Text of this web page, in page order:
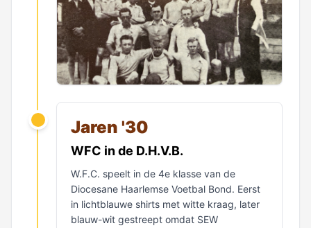
Jaren '30
WFC in de D.H.V.B.
W.F.C. speelt in de 4e klasse van de
Diocesane Haarlemse Voetbal Bond. Eerst
in lichtblauwe shirts met witte kraag, later
blauw-wit gestreept omdat SEW